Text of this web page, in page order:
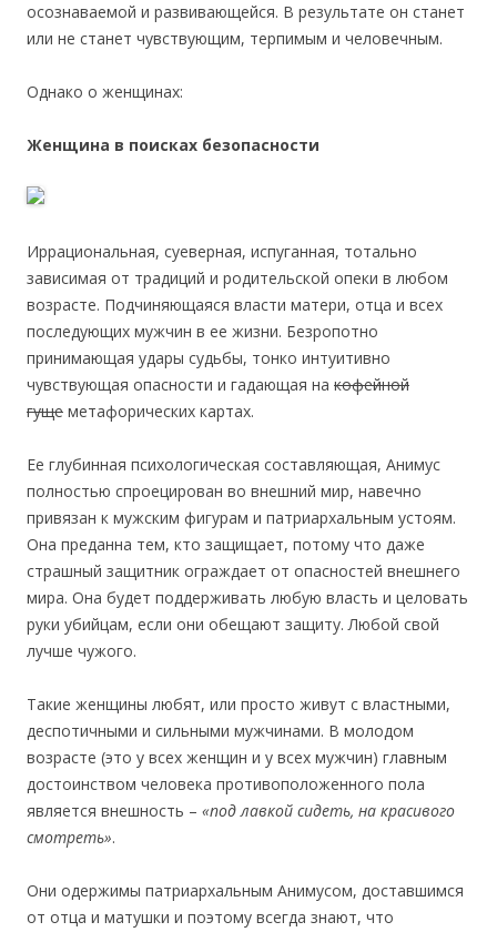
осознаваемой и развивающейся. В результате он станет
или не станет чувствующим, терпимым и человечным.
Однако о женщинах:
Женщина в поисках безопасности
Иррациональная, суеверная, испуганная, тотально
зависимая от традиций и родительской опеки в любом
возрасте. Подчиняющаяся власти матери, отца и всех
последующих мужчин в ее жизни. Безропотно
принимающая удары судьбы, тонко интуитивно
чувствующая опасности и гадающая на кофейной
гуще метафорических картах.
Ее глубинная психологическая составляющая, Анимус
полностью спроецирован во внешний мир, навечно
привязан к мужским фигурам и патриархальным устоям.
Она преданна тем, кто защищает, потому что даже
страшный защитник ограждает от опасностей внешнего
мира. Она будет поддерживать любую власть и целовать
руки убийцам, если они обещают защиту. Любой свой
лучше чужого.
Такие женщины любят, или просто живут с властными,
деспотичными и сильными мужчинами. В молодом
возрасте (это у всех женщин и у всех мужчин) главным
достоинством человека противоположенного пола
является внешность – «под лавкой сидеть, на красивого
смотреть».
Они одержимы патриархальным Анимусом, доставшимся
от отца и матушки и поэтому всегда знают, что